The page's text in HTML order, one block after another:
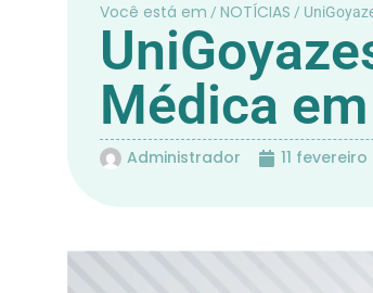
Você está em / NOTÍCIAS /
Médica
Administrador 11 fevereiro